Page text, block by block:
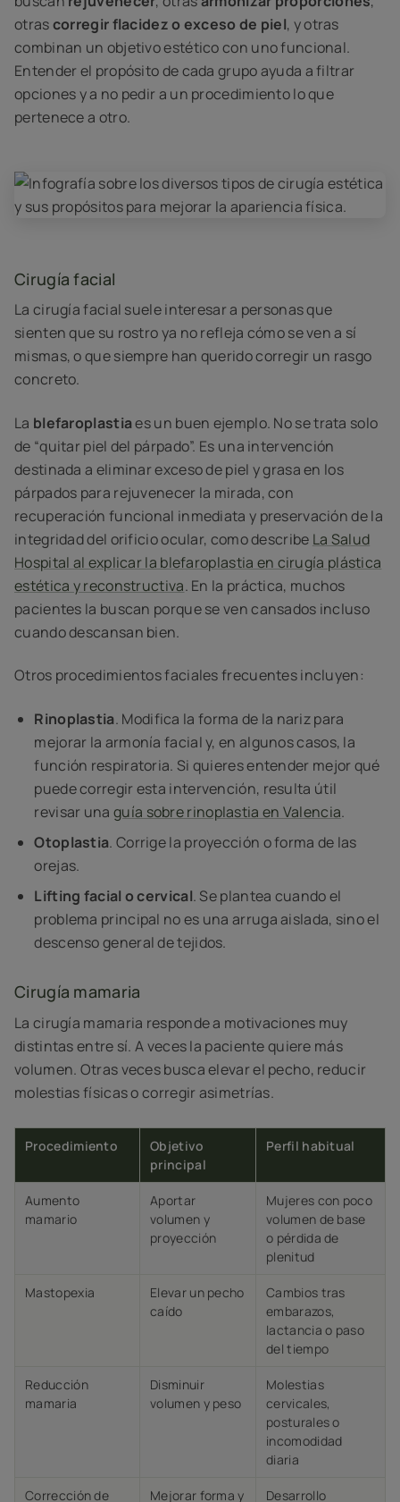
otrascorregir flacidez o exceso de piel, y otras
combinan un objetivo estético con uno funcional.
Entender el propósito de cada grupo ayuda a filtrar
opciones y a no pedir a un procedimiento lo que
pertenece a otro.
Cirugía facial
La cirugía facial suele interesar a personas que
sienten que su rostro ya no refleja cómo se ven a sí
mismas, o que siempre han querido corregir un rasgo
concreto.
La blefaroplastiaes un buen ejemplo. No se trata solo
de “quitar piel del párpado”. Es una intervención
destinada a eliminar exceso de piel y grasa en los
párpados para rejuvenecer la mirada, con
recuperación funcional inmediata y preservación de la
integridad del orificio ocular, como describe La Salud
Hospital al explicar la blefaroplastia en cirugía plástica
estética y reconstructiva. En la práctica, muchos
pacientes la buscan porque se ven cansados incluso
cuando descansan bien.
Otros procedimientos faciales frecuentes incluyen:
Rinoplastia. Modifica la forma de la nariz para
mejorar la armonía facial y, en algunos casos, la
función respiratoria. Si quieres entender mejor qué
puede corregir esta intervención, resulta útil
revisar una guía sobre rinoplastia en Valencia.
Otoplastia. Corrige la proyección o forma de las
orejas.
Lifting facial o cervical. Se plantea cuando el
problema principal no es una arruga aislada, sino el
descenso general de tejidos.
Cirugía mamaria
La cirugía mamaria responde a motivaciones muy
distintas entre sí. A veces la paciente quiere más
volumen. Otras veces busca elevar el pecho, reducir
molestias físicas o corregir asimetrías.
Procedimiento
Objetivo
principal
Perfil habitual
Aumento
mamario
Aportar
volumen y
proyección
Mujeres con poco
volumen de base
o pérdida de
plenitud
Mastopexia
Elevar un pecho
caído
Cambios tras
embarazos,
lactancia o paso
del tiempo
Reducción
mamaria
Disminuir
volumen y peso
Molestias
cervicales,
posturales o
incomodidad
diaria
Corrección de Mejorar forma y Desarrollo